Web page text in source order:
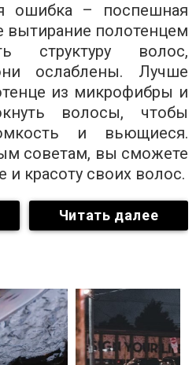
ошибка – поспешная
вытирание полотенцем
структуру волос,
ослаблены. Лучше
из микрофибры и
волосы, чтобы
и вьющиеся.
советам, вы сможете
и красоту своих волос.
Читать далее